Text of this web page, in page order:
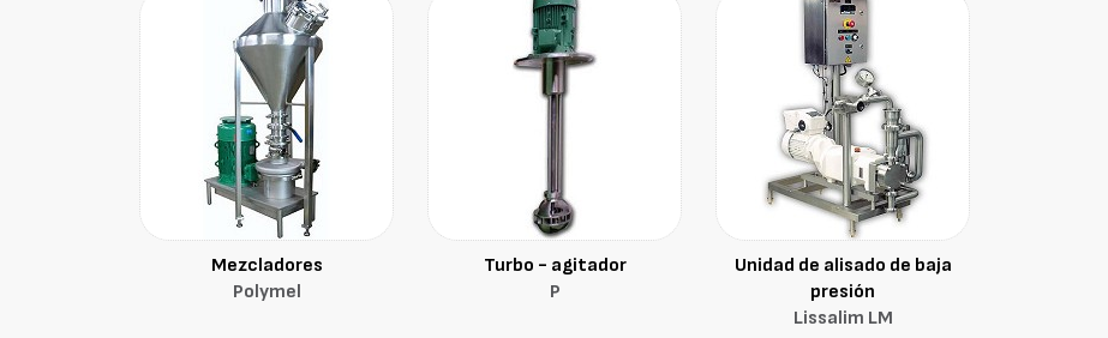
Mezcladores
Polymel
Turbo - agitador
P
Unidad de alisado de baja
presión
Lissalim LM